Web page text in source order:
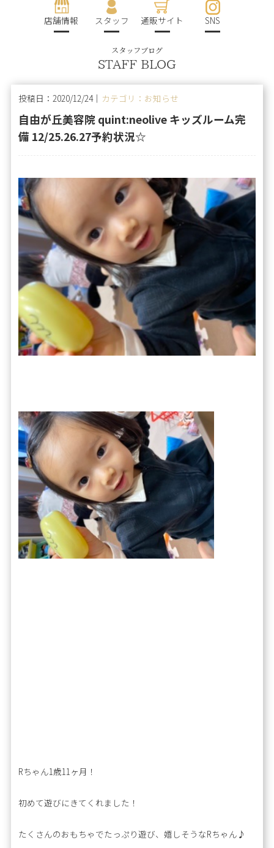
店舗情報 スタッフ 通販サイト SNS
スタッフブログ
STAFF BLOG
投稿日：2020/12/24｜ カテゴリ：お知らせ
自由が丘美容院 quint:neolive キッズルーム完
備 12/25.26.27予約状況☆
Rちゃん1歳11ヶ月！
初めて遊びにきてくれました！
たくさんのおもちゃでたっぷり遊び、嬉しそうなRちゃん♪